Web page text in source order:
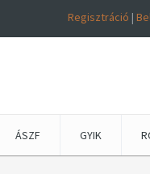
Regisztráció |
ÁSZF GYIK